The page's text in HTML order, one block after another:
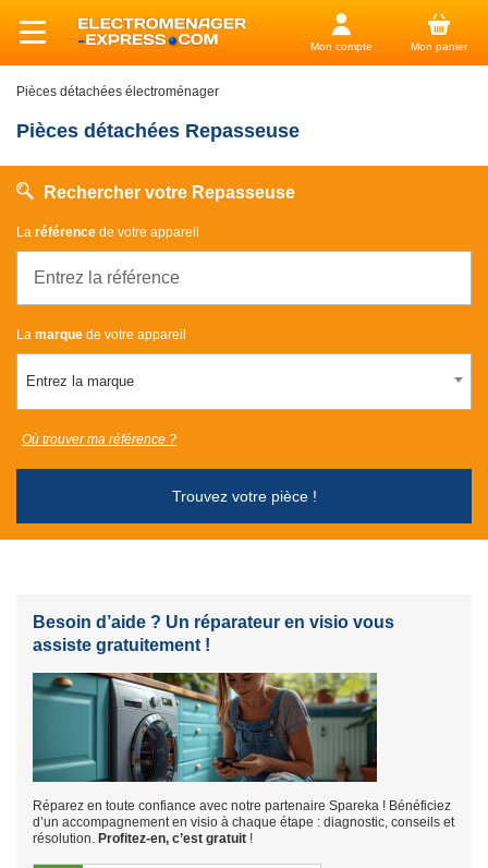
Mon compte Mon panier
Pièces détachées électroménager
Pièces détachées Repasseuse
Rechercher votre Repasseuse
La référence de votre appareil
La marque de votre appareil
Entrez la marque
Trouvez votre pièce !
Où trouver ma référence ?
Besoin d’aide ? Un réparateur en visio vous
assiste gratuitement !
Réparez en toute confiance avec notre partenaire Spareka ! Bénéficiez
d’un accompagnement en visio à chaque étape : diagnostic, conseils et
résolution. Profitez-en, c’est gratuit !